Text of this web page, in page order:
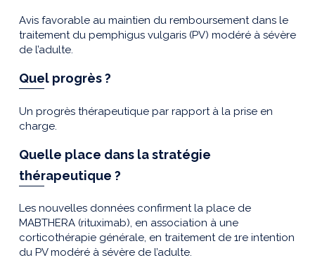
Avis favorable au maintien du remboursement dans le
traitement du pemphigus vulgaris (PV) modéré à sévère
de l’adulte.
Quel progrès ?
Un progrès thérapeutique par rapport à la prise en
charge.
Quelle place dans la stratégie
thérapeutique ?
Les nouvelles données confirment la place de
MABTHERA (rituximab), en association à une
corticothérapie générale, en traitement de 1re intention
du PV modéré à sévère de l’adulte.